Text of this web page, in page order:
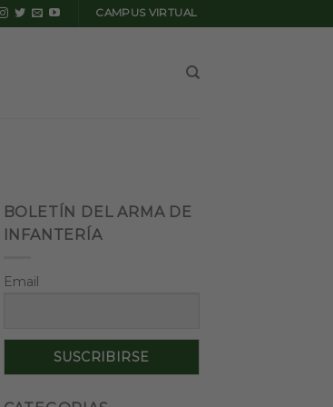
CAMPUS VIRTUAL
BOLETÍN DEL ARMA DE
INFANTERÍA
Email